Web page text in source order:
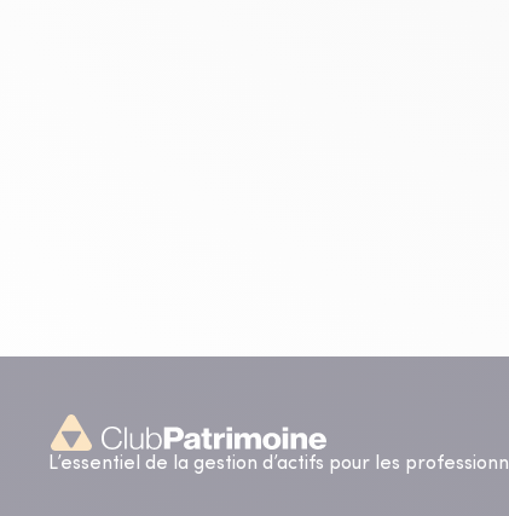
L’essentiel de la gestion d’actifs pour les